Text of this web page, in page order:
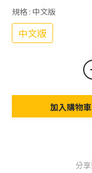
規格 : 中文版
中文版
加入購物車
分